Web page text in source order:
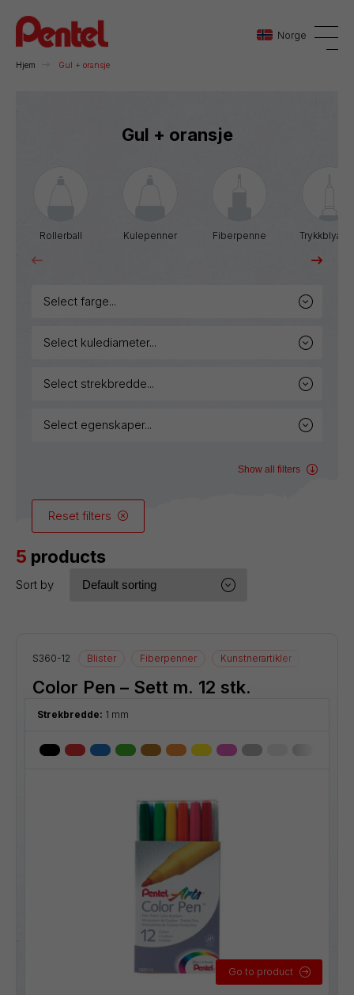
Norge
Hjem Gul + oransje
Gul + oransje
Rollerball Kulepenner Fiberpenne
select farge...
select kulediameter...
select strekbredde...
select egenskaper...
Show all filters
Reset filters
5 products
Sort by
S360-12 Blister Fiberpenner Kunstnerartikler
Color Pen – Sett m. 12 stk.
Strekbredde: 1 mm
Go to product